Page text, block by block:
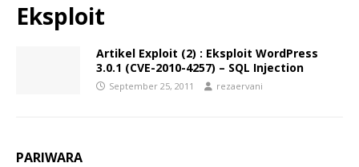
Eksploit
Artikel Exploit (2) : Eksploit WordPress
3.0.1 (CVE-2010-4257) – SQL Injection
September 25, 2011 rezaervani
PARIWARA